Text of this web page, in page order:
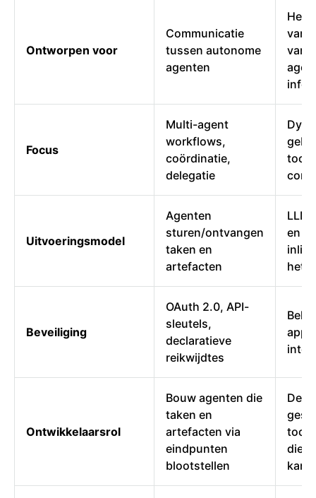
Ontworpen voor
Communicatie
tussen autonome
agenten
Het
van
van
Focus
Multi-agent
workflows,
coördinatie,
delegatie
Uitvoeringsmodel
Agenten
sturen/ontvangen
taken en
artefacten
LLM
en
het
Beveiliging
OAuth 2.0, API-
sleutels,
declaratieve
reikwijdtes
Ontwikkelaarsrol
Bouw agenten die
taken en
artefacten via
eindpunten
blootstellen
die
kan